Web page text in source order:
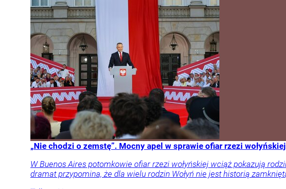
„Nie chodzi o zemstę”. Mocny apel w sprawie ofiar rzezi wołyńskiej
W Buenos Aires potomkowie ofiar rzezi wołyńskiej wciąż pokazują
dramat przypomina, że dla wielu rodzin Wołyń nie jest historią